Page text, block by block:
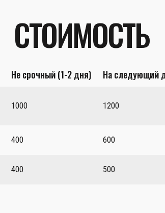
СТОИМОСТЬ
Не срочный (1-2 дня) На следующий
1000 1200
400 600
400 500